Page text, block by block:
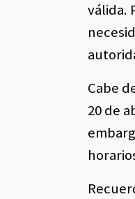
válida.
Cabe
20 de